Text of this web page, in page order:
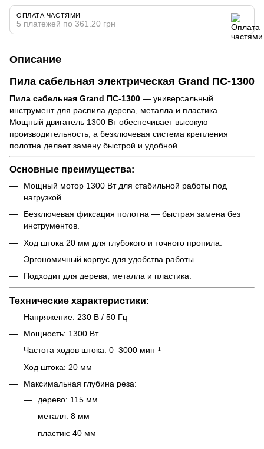
ОПЛАТА ЧАСТЯМИ
5 платежей по 361.20 грн
Описание
Пила сабельная электрическая Grand ПС-1300
Пила сабельная Grand ПС-1300 — универсальный
инструмент для распила дерева, металла и пластика.
Мощный двигатель 1300 Вт обеспечивает высокую
производительность, а безключевая система крепления
полотна делает замену быстрой и удобной.
Основные преимущества:
Мощный мотор 1300 Вт для стабильной работы под
нагрузкой.
Безключевая фиксация полотна — быстрая замена без
инструментов.
Ход штока 20 мм для глубокого и точного пропила.
Эргономичный корпус для удобства работы.
Подходит для дерева, металла и пластика.
Технические характеристики:
Напряжение: 230 В / 50 Гц
Мощность: 1300 Вт
Частота ходов штока: 0–3000 мин⁻¹
Ход штока: 20 мм
Максимальная глубина реза:
дерево: 115 мм
металл: 8 мм
пластик: 40 мм